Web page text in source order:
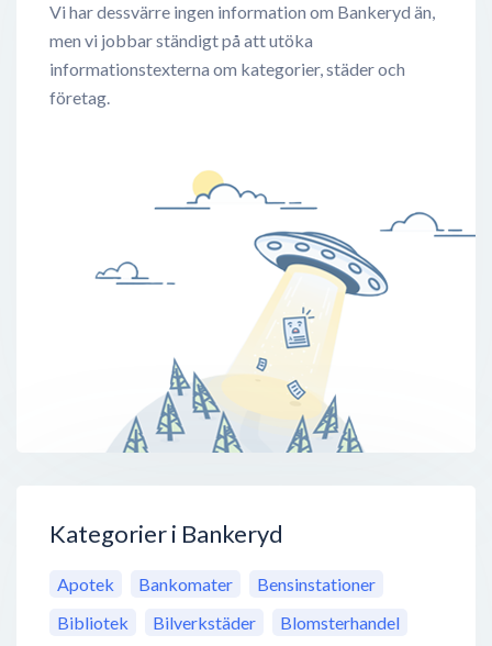
Vi har dessvärre ingen information om Bankeryd än,
men vi jobbar ständigt på att utöka
informationstexterna om kategorier, städer och
företag.
Kategorier i Bankeryd
Apotek Bankomater
Bensinstationer
Bibliotek
Bilverkstäder
Blomsterhandel